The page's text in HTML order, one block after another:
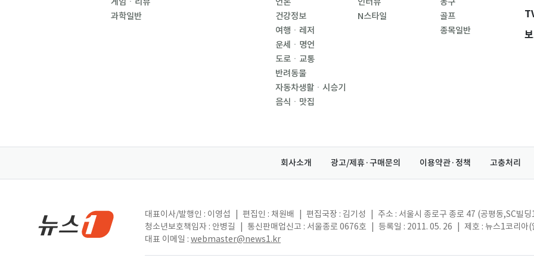
과학일반
건강정보
여행ㆍ레저
운세ㆍ명언
도로ㆍ교통
반려동물
자동차생활ㆍ시승기
음식ㆍ맛집
N스타일
골프
종목일반
회사소개 광고/제휴·구매문의 이용약관·정책 고충처리
대표이사/발행인 : 이영섭 편집인 : 채원배 편집국장 : 김기성
주소 : 서울시 종로구 종로 47 (공평동,SC빌
청소년보호책임자 : 안병길
통신판매업신고 : 서울종로 0676호 등록일 : 2011. 05. 26
제호 : 뉴스1코리아
대표 이메일 : webmaster@news1.kr